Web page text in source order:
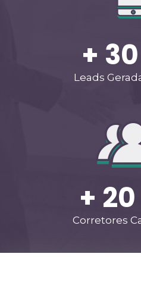
+ 30
Leads
+ 20
Corretores